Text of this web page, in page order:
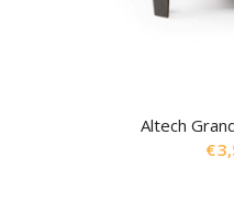
Altech
€